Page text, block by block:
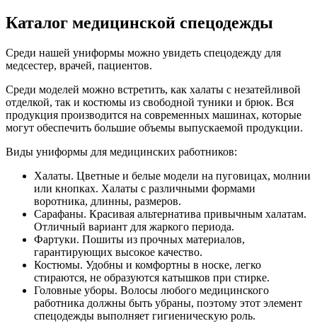
Каталог медицинской спецодежды
Среди нашей униформы можно увидеть спецодежду для
медсестер, врачей, пациентов.
Среди моделей можно встретить, как халаты с незатейливой
отделкой, так и костюмы из свободной туники и брюк. Вся
продукция производится на современных машинах, которые
могут обеспечить большие объемы выпускаемой продукции.
Виды униформы для медицинских работников:
Халаты. Цветные и белые модели на пуговицах, молнии
или кнопках. Халаты с различными формами
воротника, длинны, размеров.
Сарафаны. Красивая альтернатива привычным халатам.
Отличный вариант для жаркого периода.
Фартуки. Пошиты из прочных материалов,
гарантирующих высокое качество.
Костюмы. Удобны и комфортны в носке, легко
стираются, не образуются катышков при стирке.
Головные уборы. Волосы любого медицинского
работника должны быть убраны, поэтому этот элемент
спецодежды выполняет гигиеническую роль.